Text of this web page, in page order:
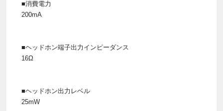
■消費電力
200mA
■ヘッドホン端子出力インピーダンス
16Ω
■ヘッドホン出力レベル
25mW